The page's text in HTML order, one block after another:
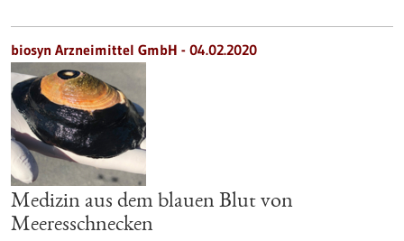
biosyn Arzneimittel GmbH - 04.02.2020
Medizin aus dem blauen Blut von
Meeresschnecken